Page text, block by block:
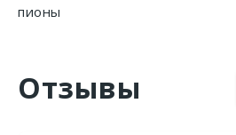
пионы
Отзывы